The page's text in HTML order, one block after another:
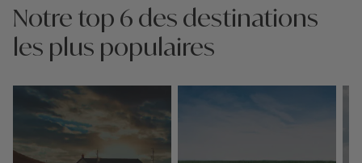
Notre top 6 des destinations
les plus populaires